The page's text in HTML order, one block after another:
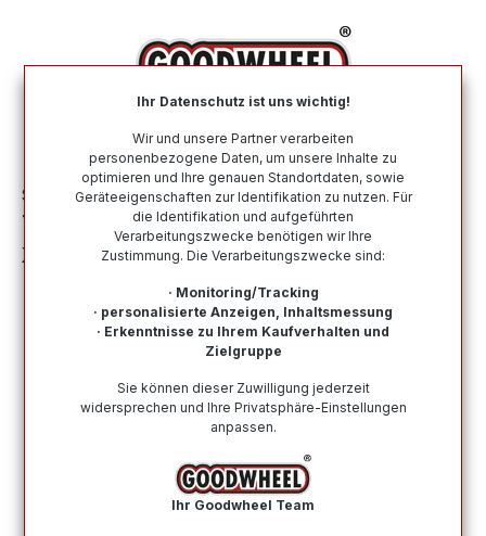
Sommerreifen Nach Größe 215 55 R18
TOMASON SPORTRACE 215/55R18 99V
XL
Bildergalerie überspringen
Ihr Datenschutz ist uns wichtig!
Wir und unsere Partner verarbeiten
personenbezogene Daten, um unsere Inhalte zu
optimieren und Ihre genauen Standortdaten, sowie
Geräteeigenschaften zur Identifikation zu nutzen. Für
die Identifikation und aufgeführten
Verarbeitungszwecke benötigen wir Ihre
Zustimmung. Die Verarbeitungszwecke sind:
· Monitoring/Tracking
· personalisierte Anzeigen, Inhaltsmessung
· Erkenntnisse zu Ihrem Kaufverhalten und
Zielgruppe
Sie können dieser Zuwilligung jederzeit
widersprechen und Ihre Privatsphäre-Einstellungen
anpassen.
Ihr Goodwheel Team